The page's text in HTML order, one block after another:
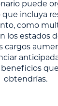
puede
incluya
como
los estados
cargos
obtendrías.